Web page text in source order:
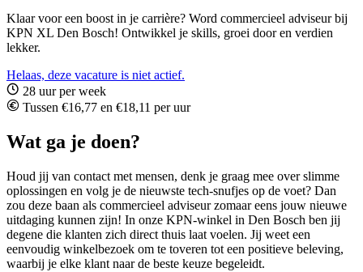
Klaar voor een boost in je carrière? Word commercieel adviseur bij
KPN XL Den Bosch! Ontwikkel je skills, groei door en verdien
lekker.
Helaas, deze vacature is niet actief.
28 uur per week
Tussen €16,77 en €18,11 per uur
Wat ga je doen?
Houd jij van contact met mensen, denk je graag mee over slimme
oplossingen en volg je de nieuwste tech-snufjes op de voet? Dan
zou deze baan als commercieel adviseur zomaar eens jouw nieuwe
uitdaging kunnen zijn! In onze KPN-winkel in Den Bosch ben jij
degene die klanten zich direct thuis laat voelen. Jij weet een
eenvoudig winkelbezoek om te toveren tot een positieve beleving,
waarbij je elke klant naar de beste keuze begeleidt.